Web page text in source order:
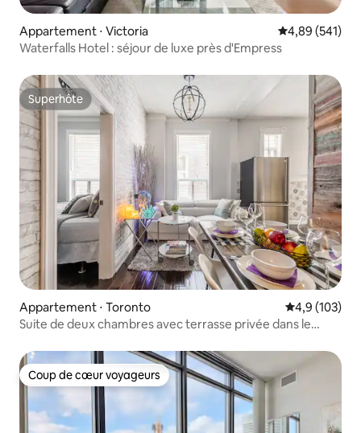
Appartement ⋅ Victoria Évaluation
4,89 (541)
Waterfalls Hotel : séjour de luxe près d'Empress
Superhôte
Superhôte
Appartement ⋅ Toronto Évaluation
4,9 (103)
Suite de deux chambres avec terrasse privée dans le
Coup de cœur voyageurs
Coup de cœur voyageurs